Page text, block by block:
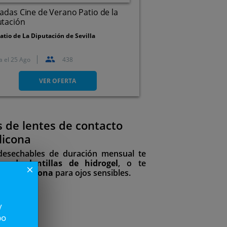
Cine de Verano Patio de la
de La Diputación de Sevilla
Avda. de Menéndez Pelayo,
32. Sevilla
el 25 Ago 438
VER OFERTA
de lentes de contacto
de duración mensual te
de lentillas de hidrogel, o te
silicona para ojos sensibles.
close